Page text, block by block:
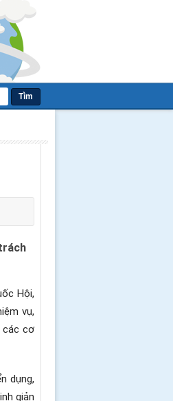
Tìm
Hội,
vụ,
các cơ
dụng,
giản